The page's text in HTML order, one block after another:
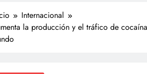
Internacional
la producción y el tráfico de